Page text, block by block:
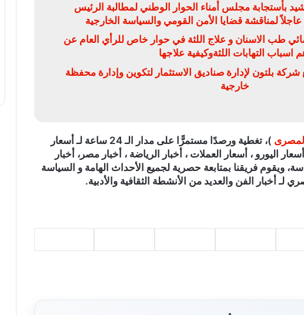
بأستجابة مجلس أمناء الحوار الوطني لمطالبة الرئيس
لمناقشة قضايا الأمن القومي والسياسة الخارجية
طب الاسنان و علاج اللثة في حوار خاص للرأي العام عن
اسباب التهابات اللثةوكيفية علاجها
شركة بلتون لإدارة صناديق الاستثمار لتكوين وإدارة محفظة
خارجية
)، تغطية ورصدًا مستمرًّا على مدار الـ 24 ساعة لـ أسعار
اليورو ، أسعار العملات ، أخبار الرياضة ، أخبار مصر، أخبار
ويقوم فريقنا بمتابعة حصرية لجميع الأحداث الهامة و السياسة
لـ أخبار الفن والعديد من الأنشطة الثقافية والأدبية.